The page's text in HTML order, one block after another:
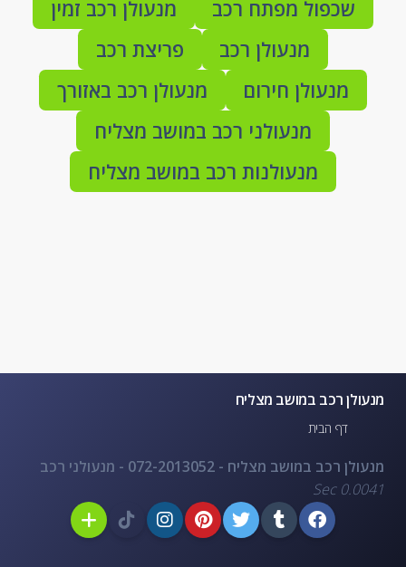
שכפול מפתח רכב
מנעולן רכב זמין
מנעולן רכב
פריצת רכב
מנעולן חירום
מנעולן רכב באזורך
מנעולני רכב במושב מצליח
מנעולנות רכב במושב מצליח
מנעולן רכב במושב מצליח
דף הבית
מנעולן רכב במושב מצליח - 072-2013052 - מנעולני רכב
0.0041 Sec